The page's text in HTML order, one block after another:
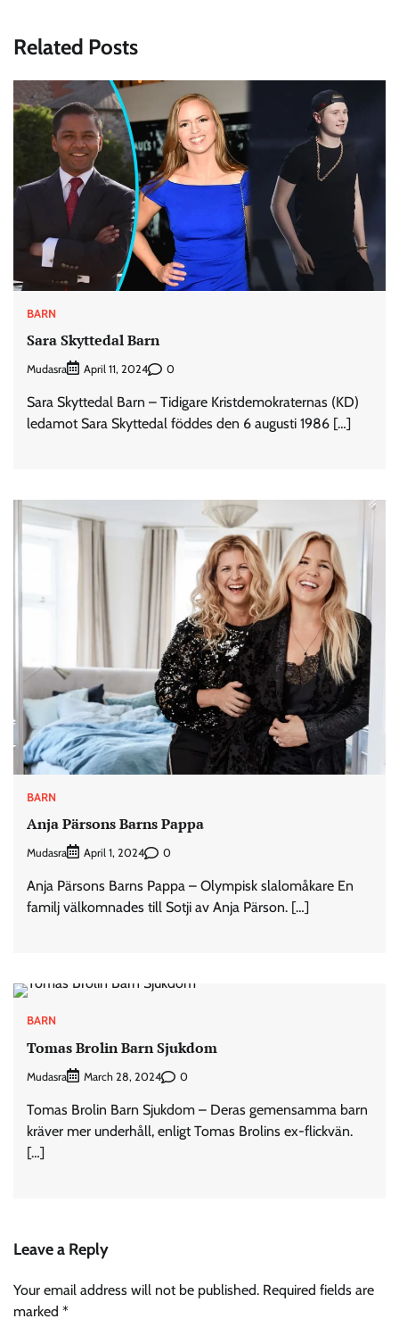
Related Posts
BARN
Sara Skyttedal Barn
Mudasra April 11, 2024 0
Sara Skyttedal Barn – Tidigare Kristdemokraternas (KD)
ledamot Sara Skyttedal föddes den 6 augusti 1986 […]
BARN
Anja Pärsons Barns Pappa
Mudasra April 1, 2024 0
Anja Pärsons Barns Pappa – Olympisk slalomåkare En
familj välkomnades till Sotji av Anja Pärson. […]
BARN
Tomas Brolin Barn Sjukdom
Mudasra March 28, 2024 0
Tomas Brolin Barn Sjukdom – Deras gemensamma barn
kräver mer underhåll, enligt Tomas Brolins ex-flickvän.
[…]
Leave a Reply
Your email address will not be published. Required fields are
marked *